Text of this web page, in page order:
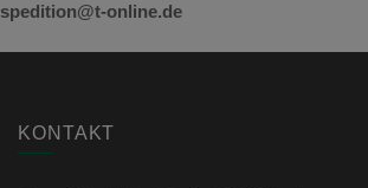
spedition@t-online.de
KONTAKT